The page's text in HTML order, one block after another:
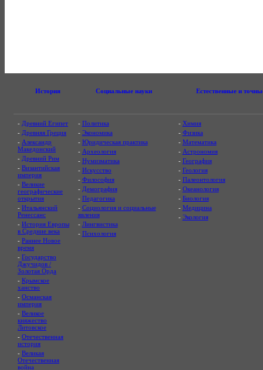
История Социальные науки Естественные и
- Древний Египет
- Древняя Греция
- Александр
Македонский
- Древний Рим
- Византийская
империя
- Великие
географические
открытия
- Итальянский
Ренессанс
- История Европы
в Средние века
- Раннее Новое
время
- Государство
Джучидов /
Золотая Орда
- Крымское
ханство
- Османская
империя
- Великое
княжество
Литовское
- Отечественная
история
- Великая
Отечественная
война
- Политика
- Экономика
- Юридическая практика
- Археология
- Нумизматика
- Искусство
- Философия
- Демография
- Педагогика
- Социология и социальные
явления
- Лингвистика
- Психология
- Химия
- Физика
- Математика
- Астрономия
- География
- Геология
- Палеонтология
- Океанология
- Биология
- Медицина
- Экология